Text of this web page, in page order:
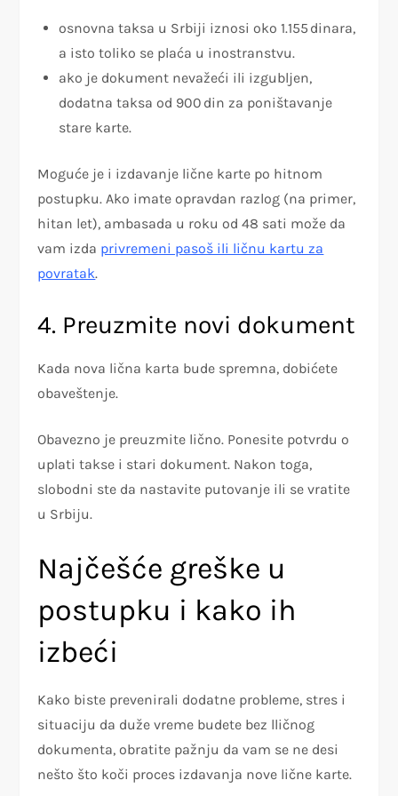
osnovna taksa u Srbiji iznosi oko 1.155 dinara,
a isto toliko se plaća u inostranstvu.
ako je dokument nevažeći ili izgubljen,
dodatna taksa od 900 din za poništavanje
stare karte.
Moguće je i izdavanje lične karte po hitnom
postupku. Ako imate opravdan razlog (na primer,
hitan let), ambasada u roku od 48 sati može da
vam izda privremeni pasoš ili ličnu kartu za
povratak.
4. Preuzmite novi dokument
Kada nova lična karta bude spremna, dobićete
obaveštenje.
Obavezno je preuzmite lično. Ponesite potvrdu o
uplati takse i stari dokument. Nakon toga,
slobodni ste da nastavite putovanje ili se vratite
u Srbiju.
Najčešće greške u
postupku i kako ih
izbeći
Kako biste prevenirali dodatne probleme, stres i
situaciju da duže vreme budete bez lličnog
dokumenta, obratite pažnju da vam se ne desi
nešto što koči proces izdavanja nove lične karte.